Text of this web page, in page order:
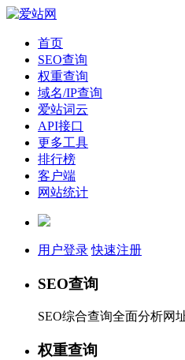
首页
SEO查询
权重查询
域名/IP查询
爱站词云
API接口
更多工具
排行榜
客户端
网站统计
用户登录 快速注册
SEO查询
SEO综合查询全面分析网
权重查询